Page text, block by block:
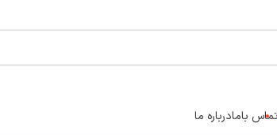
بامادرباره ما